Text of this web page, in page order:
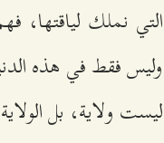
التي نملك لياقتها،
وليس فقط في هذه
ليست ولاية، بل